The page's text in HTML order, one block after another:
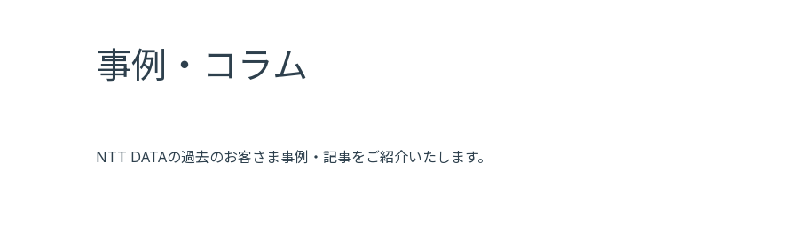
事例・コラム
NTT DATAの過去のお客さま事例・記事をご紹介いたします。